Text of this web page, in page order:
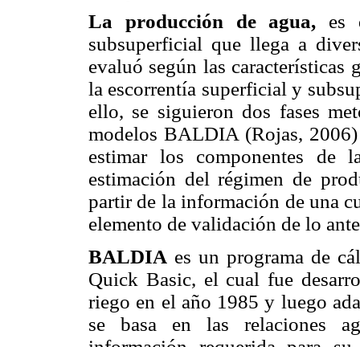
La producción de agua, es
subsuperficial que llega a
evaluó según las caracte­rísticas
la escorrentía superficial y
ello, se siguieron dos fases
modelos BALDIA (Rojas,
estimar los componentes de
estimación del régimen de
partir de la información de una
ele­mento de validación de lo
BALDIA es un programa de
Quick Basic, el cual fue
riego en el año 1985 y luego
se basa en las relaciones